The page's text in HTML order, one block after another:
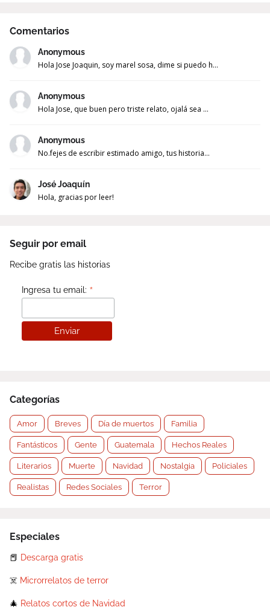
Comentarios
Anonymous
Hola Jose Joaquin, soy marel sosa, dime si puedo h...
Anonymous
Hola Jose, que buen pero triste relato, ojalá sea ...
Anonymous
No.fejes de escribir estimado amigo, tus historia...
José Joaquín
Hola, gracias por leer!
Seguir por email
Recibe gratis las historias
Ingresa tu email: *
Categorías
Amor Breves Día de muertos Familia
Fantásticos Gente Guatemala Hechos Reales
Literarios Muerte Navidad Nostalgia Policiales
Realistas Redes Sociales Terror
Especiales
📕 Descarga gratis
☠️ Microrrelatos de terror
🎄 Relatos cortos de Navidad